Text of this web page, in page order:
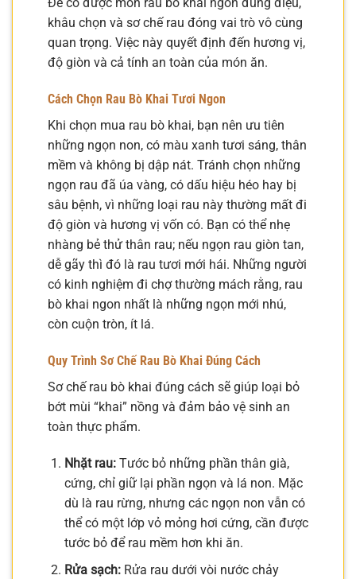
khâu chọn và sơ chế rau đóng vai trò vô cùng
quan trọng. Việc này quyết định đến hương vị,
độ giòn và cả tính an toàn của món ăn.
Cách Chọn Rau Bò Khai Tươi Ngon
Khi chọn mua rau bò khai, bạn nên ưu tiên
những ngọn non, có màu xanh tươi sáng, thân
mềm và không bị dập nát. Tránh chọn những
ngọn rau đã úa vàng, có dấu hiệu héo hay bị
sâu bệnh, vì những loại rau này thường mất đi
độ giòn và hương vị vốn có. Bạn có thể nhẹ
nhàng bẻ thử thân rau; nếu ngọn rau giòn tan,
dễ gãy thì đó là rau tươi mới hái. Những người
có kinh nghiệm đi chợ thường mách rằng, rau
bò khai ngon nhất là những ngọn mới nhú,
còn cuộn tròn, ít lá.
Quy Trình Sơ Chế Rau Bò Khai Đúng Cách
Sơ chế rau bò khai đúng cách sẽ giúp loại bỏ
bớt mùi “khai” nồng và đảm bảo vệ sinh an
toàn thực phẩm.
Nhặt rau:Tước bỏ những phần thân già,
cứng, chỉ giữ lại phần ngọn và lá non. Mặc
dù là rau rừng, nhưng các ngọn non vẫn có
thể có một lớp vỏ mỏng hơi cứng, cần được
tước bỏ để rau mềm hơn khi ăn.
Rửa sạch:Rửa rau dưới vòi nước chảy